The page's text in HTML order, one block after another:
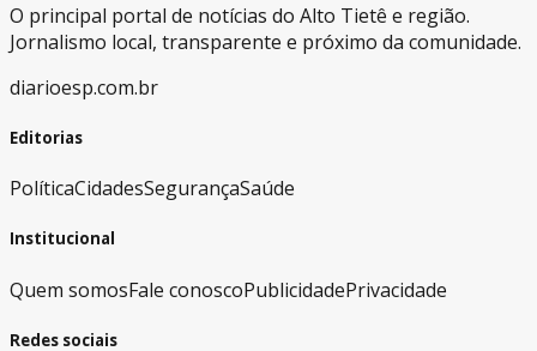
O principal portal de notícias do Alto Tietê e região.
Jornalismo local, transparente e próximo da comunidade.
diarioesp.com.br
Editorias
PolíticaCidadesSegurançaSaúde
Institucional
Quem somosFale conoscoPublicidadePrivacidade
Redes sociais